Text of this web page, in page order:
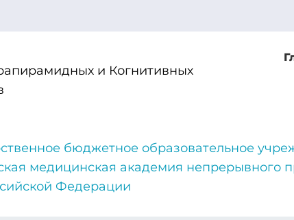
и Когнитивных
бюджетное образовательное
медицинская академия непрерывного
Федерации